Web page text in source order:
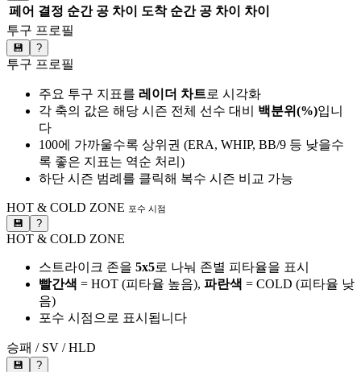
페어 결정 순간 공 차이 도착 순간 공 차이
차이
투구 프로필
💾 ?
투구 프로필
주요 투구 지표를 레이더 차트로 시각화
각 축의 값은 해당 시즌 전체 선수 대비 백분위(%)입니
다
100에 가까울수록 상위권 (ERA, WHIP, BB/9 등 낮을수
록 좋은 지표는 역순 처리)
하단 시즌 범례를 클릭해 복수 시즌 비교 가능
HOT & COLD ZONE 포수 시점
💾 ?
HOT & COLD ZONE
스트라이크 존을 5x5로 나눠 존별 피타율을 표시
빨간색 = HOT (피타율 높음), 파란색 = COLD (피타율 낮
음)
포수 시점으로 표시됩니다
승패 / SV / HLD
💾 ?